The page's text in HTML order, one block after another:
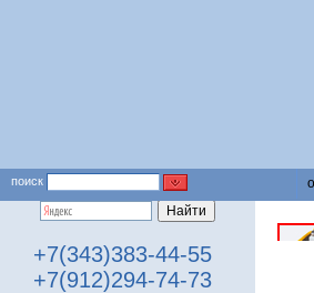
поиск
+7(343)383-44-55
+7(912)294-74-73